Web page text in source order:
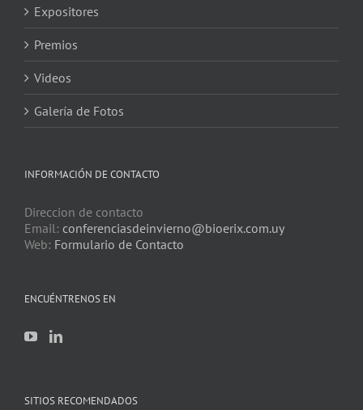
Expositores
Premios
Videos
Galería de Fotos
INFORMACIÓN DE CONTACTO
Direccion de contacto
Email: conferenciasdeinvierno@bioerix.com.uy
Web: Formulario de Contacto
ENCUÉNTRENOS EN
SITIOS RECOMENDADOS